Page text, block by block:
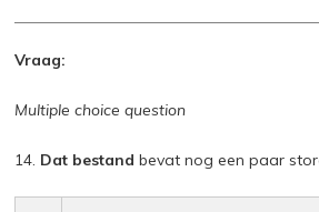
Vraag:
Multiple choice question
14. Dat bestand bevat nog een paar